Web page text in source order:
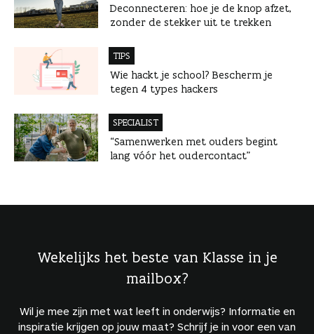
Deconnecteren: hoe je de knop afzet,
zonder de stekker uit te trekken
TIPS
Wie hackt je school? Bescherm je
tegen 4 types hackers
SPECIALIST
“Samenwerken met ouders begint
lang vóór het oudercontact”
Wekelijks het beste van Klasse in je
mailbox?
Wil je mee zijn met wat leeft in onderwijs? Informatie en
inspiratie krijgen op jouw maat? Schrijf je in voor een van